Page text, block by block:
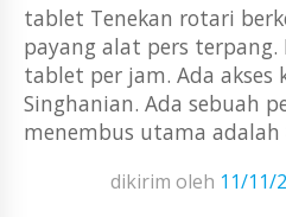
tablet Tenekan rotari
payang alat pers
tablet per jam. Ada akses
Singhanian. Ada sebuah
menembus utama adalah
dikirim oleh 11/11/